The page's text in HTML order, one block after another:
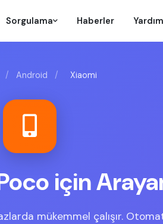
Sorgulama Haberler Yardım
/ Android / Xiaomi
için
mükemmel çalışır.